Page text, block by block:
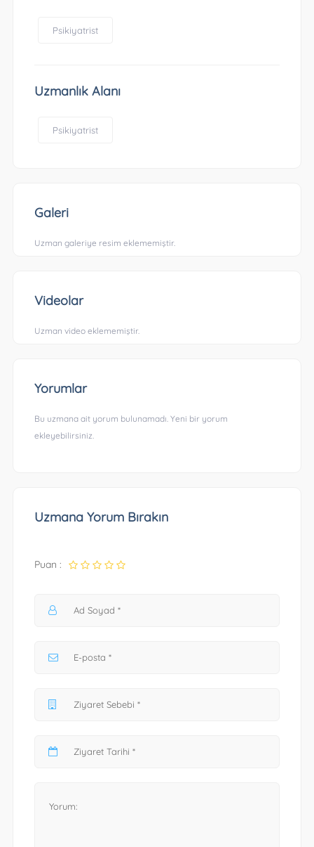
Psikiyatrist
Uzmanlık Alanı
Psikiyatrist
Galeri
Uzman galeriye resim eklememiştir.
Videolar
Uzman video eklememiştir.
Yorumlar
Bu uzmana ait yorum bulunamadı. Yeni bir yorum
ekleyebilirsiniz.
Uzmana Yorum Bırakın
Puan :